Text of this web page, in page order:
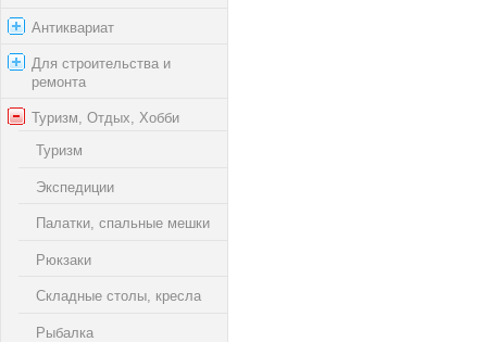
Антиквариат
Для строительства и
ремонта
Туризм, Отдых, Хобби
Туризм
Экспедиции
Палатки, спальные мешки
Рюкзаки
Складные столы, кресла
Рыбалка